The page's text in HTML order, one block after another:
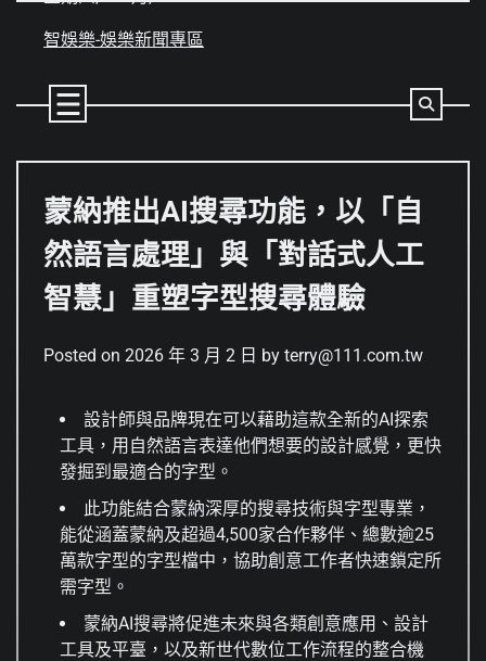
智娛樂-娛樂新聞專區
蒙納推出AI搜尋功能，以「自
然語言處理」與「對話式人工
智慧」重塑字型搜尋體驗
Posted on 2026 年 3 月 2 日 by terry@111.com.tw
設計師與品牌現在可以藉助這款全新的AI探索
工具，用自然語言表達他們想要的設計感覺，更快
發掘到最適合的字型。
此功能結合蒙納深厚的搜尋技術與字型專業，
能從涵蓋蒙納及超過4,500家合作夥伴、總數逾25
萬款字型的字型檔中，協助創意工作者快速鎖定所
需字型。
蒙納AI搜尋將促進未來與各類創意應用、設計
工具及平臺，以及新世代數位工作流程的整合機